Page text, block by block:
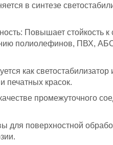
в синтезе
Повышает стойкость к
полиолефинов, ПВХ,
как
печатных красок.
промежуточного
для поверхностной